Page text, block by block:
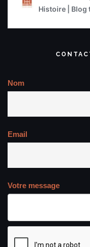
Nom
Email
Votre message